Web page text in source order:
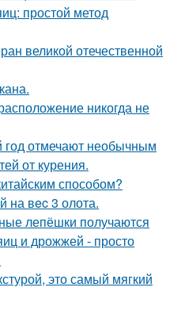
простой метод
великой отечественной
никогда не
отмечают необычным
от курения.
способом?
на вec 3 олота.
лепёшки получаются
и дрожжей - просто
это самый мягкий